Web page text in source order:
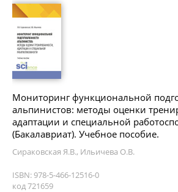
Мониторинг функциональной
альпинистов: методы оценки
адаптации и специальной
(Бакалавриат). Учебное пособие.
Сираковская Я.В., Ильичева О.В.
ISBN: 978-5-466-12516-0
код 721659